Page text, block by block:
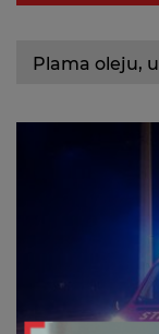
Plama oleju,